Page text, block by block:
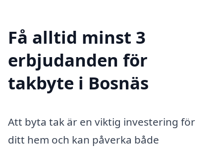
Få alltid minst 3
erbjudanden för
takbyte i Bosnäs
Att byta tak är en viktig investering för
ditt hem och kan påverka både